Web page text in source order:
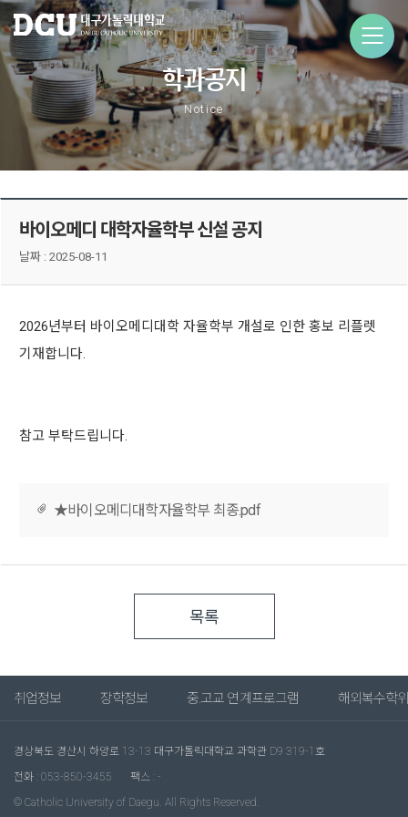
학과공지
Notice
바이오메디 대학자율학부 신설 공지
날짜 : 2025-08-11
2026년부터 바이오메디대학 자율학부 개설로 인한 홍보 리플렛
기재합니다.
참고 부탁드립니다.
★바이오메디대학자율학부 최종.pdf
목록
취업정보 장학정보 중.고교 연계프로그램 해외복수학
경상북도 경산시 하양로 13-13 대구가톨릭대학교 과학관 D9 319-1호
전화 : 053-850-3455
팩스 : -
© Catholic University of Daegu. All Rights Reserved.